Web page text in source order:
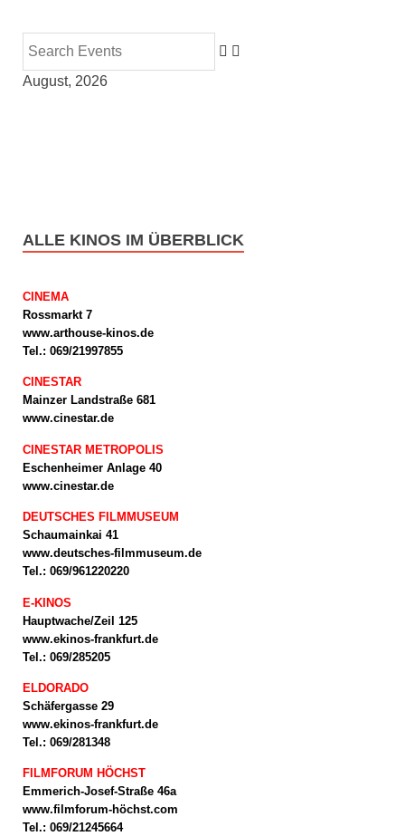
August, 2026
ALLE KINOS IM ÜBERBLICK
CINEMA
Rossmarkt 7
www.arthouse-kinos.de
Tel.: 069/21997855
CINESTAR
Mainzer Landstraße 681
www.cinestar.de
CINESTAR METROPOLIS
Eschenheimer Anlage 40
www.cinestar.de
DEUTSCHES FILMMUSEUM
Schaumainkai 41
www.deutsches-filmmuseum.de
Tel.: 069/961220220
E-KINOS
Hauptwache/Zeil 125
www.ekinos-frankfurt.de
Tel.: 069/285205
ELDORADO
Schäfergasse 29
www.ekinos-frankfurt.de
Tel.: 069/281348
FILMFORUM HÖCHST
Emmerich-Josef-Straße 46a
www.filmforum-höchst.com
Tel.: 069/21245664